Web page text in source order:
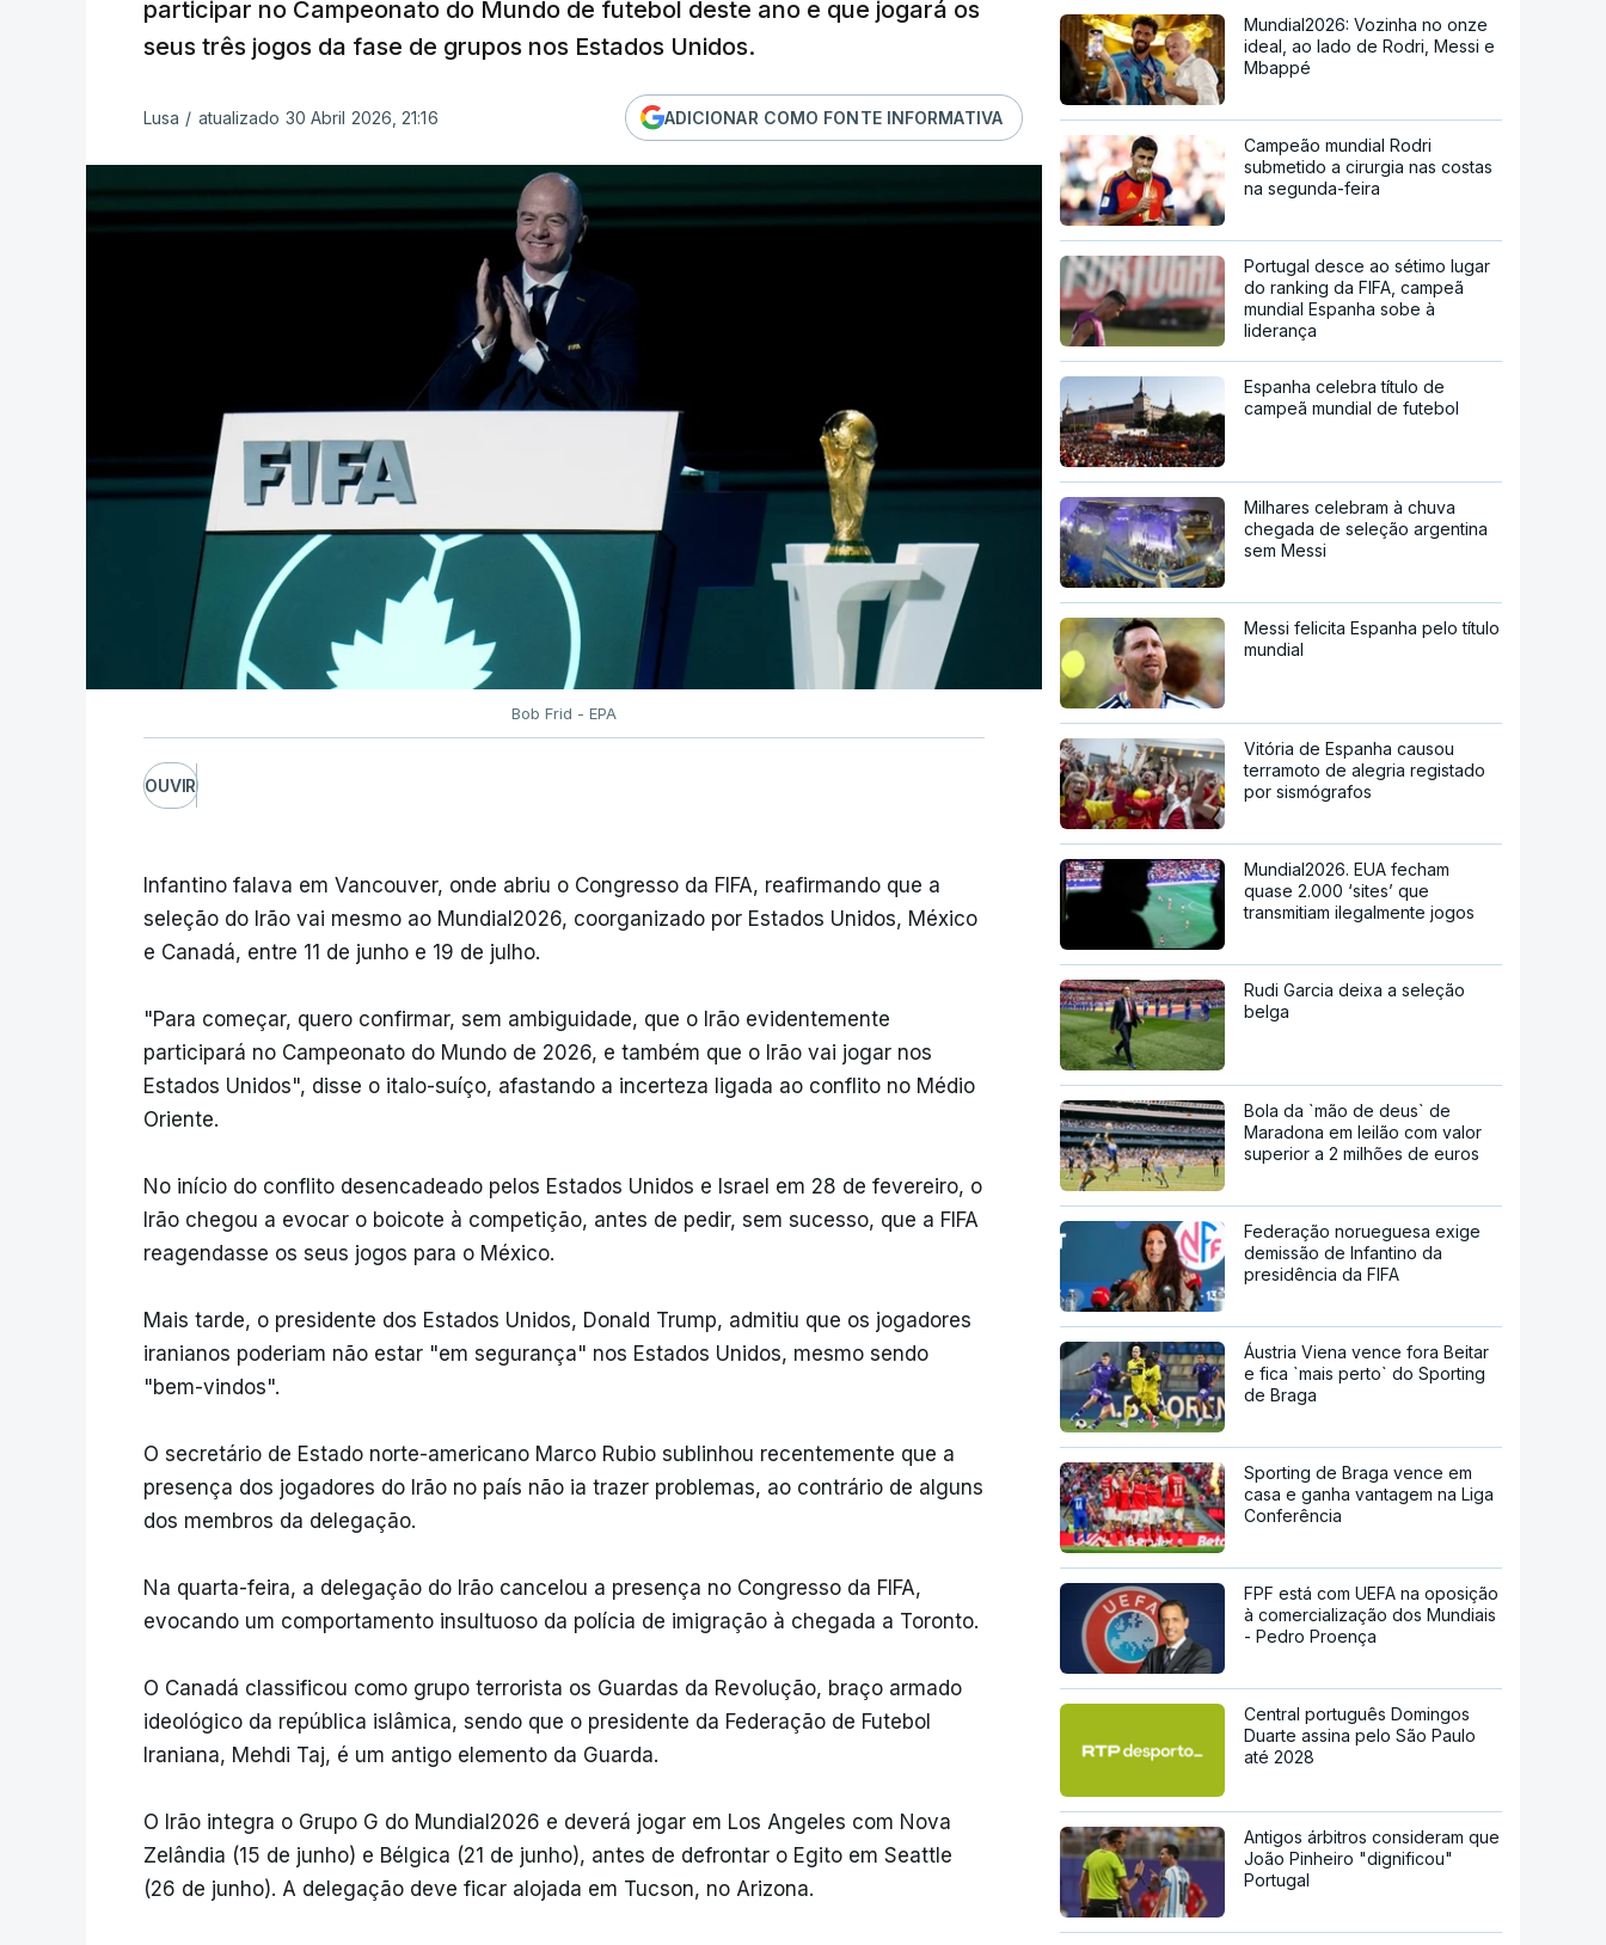
participar no Campeonato do Mundo de futebol deste ano e que jogará os
seus três jogos da fase de grupos nos Estados Unidos.
Lusa / atualizado 30 Abril 2026, 21:16 ADICIONAR COMO FONTE INFORMATIVA
Bob Frid - EPA
OUVIR
Infantino falava em Vancouver, onde abriu o Congresso da FIFA, reafirmando que a
seleção do Irão vai mesmo ao Mundial2026, coorganizado por Estados Unidos, México
e Canadá, entre 11 de junho e 19 de julho.
"Para começar, quero confirmar, sem ambiguidade, que o Irão evidentemente
participará no Campeonato do Mundo de 2026, e também que o Irão vai jogar nos
Estados Unidos", disse o italo-suíço, afastando a incerteza ligada ao conflito no Médio
Oriente.
No início do conflito desencadeado pelos Estados Unidos e Israel em 28 de fevereiro, o
Irão chegou a evocar o boicote à competição, antes de pedir, sem sucesso, que a FIFA
reagendasse os seus jogos para o México.
Mais tarde, o presidente dos Estados Unidos, Donald Trump, admitiu que os jogadores
iranianos poderiam não estar "em segurança" nos Estados Unidos, mesmo sendo
"bem-vindos".
O secretário de Estado norte-americano Marco Rubio sublinhou recentemente que a
presença dos jogadores do Irão no país não ia trazer problemas, ao contrário de alguns
dos membros da delegação.
Na quarta-feira, a delegação do Irão cancelou a presença no Congresso da FIFA,
evocando um comportamento insultuoso da polícia de imigração à chegada a Toronto.
O Canadá classificou como grupo terrorista os Guardas da Revolução, braço armado
ideológico da república islâmica, sendo que o presidente da Federação de Futebol
Iraniana, Mehdi Taj, é um antigo elemento da Guarda.
O Irão integra o Grupo G do Mundial2026 e deverá jogar em Los Angeles com Nova
Zelândia (15 de junho) e Bélgica (21 de junho), antes de defrontar o Egito em Seattle
(26 de junho). A delegação deve ficar alojada em Tucson, no Arizona.
Mundial2026: Vozinha no onze
ideal, ao lado de Rodri, Messi e
Mbappé
Campeão mundial Rodri
submetido a cirurgia nas costas
na segunda-feira
Portugal desce ao sétimo lugar
do ranking da FIFA, campeã
mundial Espanha sobe à
liderança
Espanha celebra título de
campeã mundial de futebol
Milhares celebram à chuva
chegada de seleção argentina
sem Messi
Messi felicita Espanha pelo título
mundial
Vitória de Espanha causou
terramoto de alegria registado
por sismógrafos
Mundial2026. EUA fecham
quase 2.000 ‘sites’ que
transmitiam ilegalmente jogos
Rudi Garcia deixa a seleção
belga
Bola da `mão de deus` de
Maradona em leilão com valor
superior a 2 milhões de euros
Federação norueguesa exige
demissão de Infantino da
presidência da FIFA
Áustria Viena vence fora Beitar
e fica `mais perto` do Sporting
de Braga
Sporting de Braga vence em
casa e ganha vantagem na Liga
Conferência
FPF está com UEFA na oposição
à comercialização dos Mundiais
- Pedro Proença
Central português Domingos
Duarte assina pelo São Paulo
até 2028
Antigos árbitros consideram que
João Pinheiro "dignificou"
Portugal